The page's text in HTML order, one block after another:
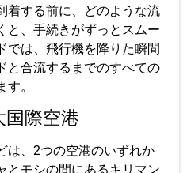
着する前に、どのような流
と、手続きがずっとスムー
では、飛行機を降りた瞬間
と合流するまでのすべての
。
際空港
は、2つの空港のいずれか
とモシの間にあるキリマン